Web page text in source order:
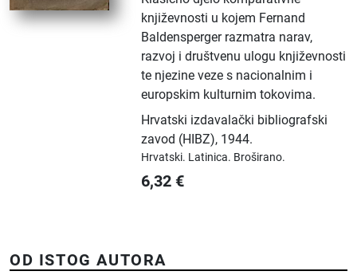
književnosti u kojem Fernand
Baldensperger razmatra narav,
razvoj i društvenu ulogu književnosti
te njezine veze s nacionalnim i
europskim kulturnim tokovima.
Hrvatski izdavalački bibliografski
zavod (HIBZ), 1944.
Hrvatski. Latinica. Broširano.
6,32 €
OD ISTOG AUTORA